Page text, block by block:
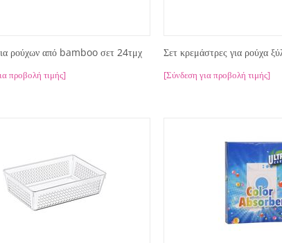
ρούχων από bamboo σετ 24τμχ
προβολή τιμής]
Σετ κρεμάστρες για ρούχα
[Σύνδεση για προβολή τιμής]